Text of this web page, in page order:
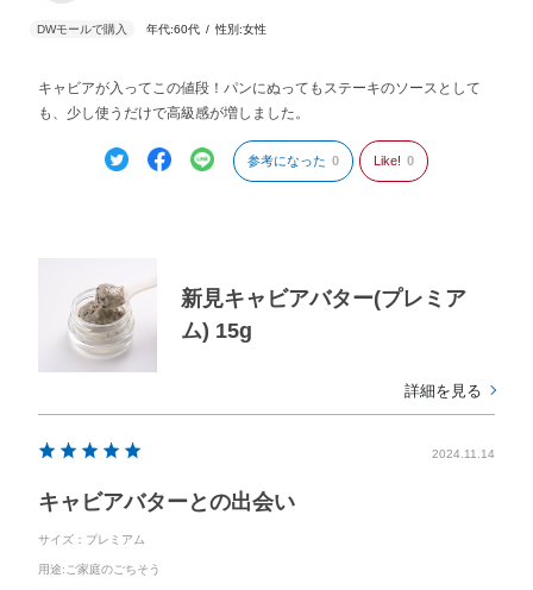
年代:60代 性別:女性
キャビアが入ってこの値段！パンにぬってもステーキのソースとして
も、少し使うだけで高級感が増しました。
参考になった 0 Like! 0
新見キャビアバター(プレミア
ム) 15g
詳細を見る
2024.11.14
キャビアバターとの出会い
サイズ：プレミアム
用途:ご家庭のごちそう